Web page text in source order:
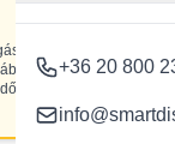
+36 20 800
NE
szereplő